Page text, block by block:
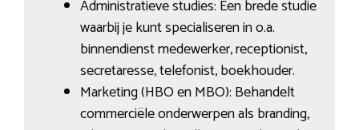
Administratieve studies: Een brede studie
waarbij je kunt specialiseren in o.a.
binnendienst medewerker, receptionist,
secretaresse, telefonist, boekhouder.
Marketing (HBO en MBO): Behandelt
commerciële onderwerpen als branding,